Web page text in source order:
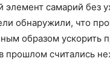
самарий без
обнаружили, что
образом ускорить
прошлом считались